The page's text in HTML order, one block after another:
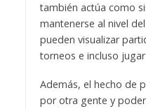
también actúa como
mantenerse al nivel
pueden visualizar
torneos e incluso
Además, el hecho de
por otra gente y